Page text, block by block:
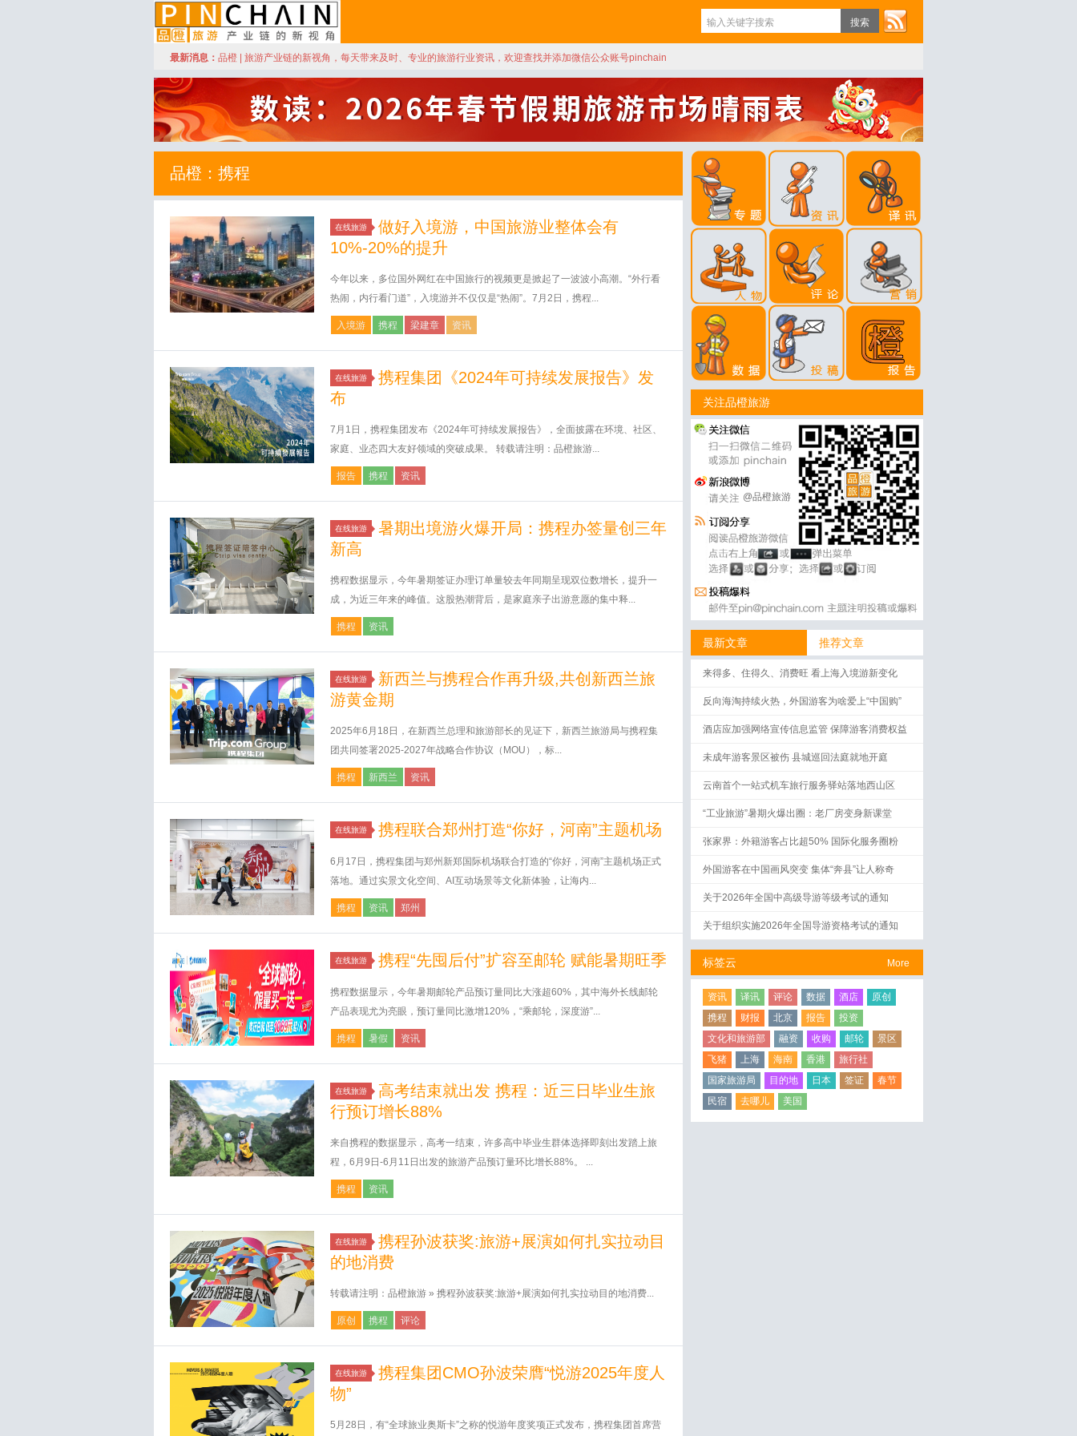
品橙旅游
最新消息： 品橙 | 旅游产业链的新视角，每天带来及时、专业的旅游行业资讯，欢迎查找并添加微信公众账号pinchain
品橙：携程
在线旅游
做好入境游，中国旅游业整体会有
10%-20%的提升
今年以来，多位国外网红在中国旅行的视频更是掀起了一波波小高潮。“外行看
热闹，内行看门道”，入境游并不仅仅是“热闹”。7月2日，携程...
入境游 携程 梁建章 资讯
在线旅游
携程集团《2024年可持续发展报告》发
布
7月1日，携程集团发布《2024年可持续发展报告》，全面披露在环境、社区、
家庭、业态四大友好领域的突破成果。 转载请注明：品橙旅游...
报告 携程 资讯
在线旅游
暑期出境游火爆开局：携程办签量创三年
新高
携程数据显示，今年暑期签证办理订单量较去年同期呈现双位数增长，提升一
成，为近三年来的峰值。这股热潮背后，是家庭亲子出游意愿的集中释...
携程 资讯
在线旅游
新西兰与携程合作再升级,共创新西兰旅
游黄金期
2025年6月18日，在新西兰总理和旅游部长的见证下，新西兰旅游局与携程集
团共同签署2025-2027年战略合作协议（MOU），标...
携程 新西兰 资讯
在线旅游 携程联合郑州打造“你好，河南”主题机场
6月17日，携程集团与郑州新郑国际机场联合打造的“你好，河南”主题机场正式
落地。通过实景文化空间、AI互动场景等文化新体验，让海内...
携程 资讯 郑州
在线旅游 携程“先囤后付”扩容至邮轮 赋能暑期旺季
携程数据显示，今年暑期邮轮产品预订量同比大涨超60%，其中海外长线邮轮
产品表现尤为亮眼，预订量同比激增120%，“乘邮轮，深度游”...
携程 暑假 资讯
在线旅游
高考结束就出发 携程：近三日毕业生旅
行预订增长88%
来自携程的数据显示，高考一结束，许多高中毕业生群体选择即刻出发踏上旅
程，6月9日-6月11日出发的旅游产品预订量环比增长88%。 ...
携程 资讯
在线旅游
携程孙波获奖:旅游+展演如何扎实拉动目
的地消费
转载请注明：品橙旅游 » 携程孙波获奖:旅游+展演如何扎实拉动目的地消费...
原创 携程 评论
在线旅游
携程集团CMO孙波荣膺“悦游2025年度人
物”
5月28日，有“全球旅业奥斯卡”之称的悦游年度奖项正式发布，携程集团首席营
关注品橙旅游
@品橙旅游
最新文章 推荐文章
来得多、住得久、消费旺 看上海入境游新变化
反向海淘持续火热，外国游客为啥爱上“中国购”
酒店应加强网络宣传信息监管 保障游客消费权益
未成年游客景区被伤 县城巡回法庭就地开庭
云南首个一站式机车旅行服务驿站落地西山区
“工业旅游”暑期火爆出圈：老厂房变身新课堂
张家界：外籍游客占比超50% 国际化服务圈粉
外国游客在中国画风突变 集体“奔县”让人称奇
关于2026年全国中高级导游等级考试的通知
关于组织实施2026年全国导游资格考试的通知
More
标签云
资讯 译讯 评论 数据 酒店
原创
携程
财报 北京 报告
投资
文化和旅游部
融资 收购 邮轮
景区
飞猪
上海 海南 香港
旅行社
国家旅游局
目的地 日本 签证
春节
民宿
去哪儿 美国